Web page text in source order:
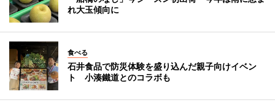
れ大玉傾向に
食べる
石井食品で防災体験を盛り込んだ親子向けイベン
ト 小湊鐵道とのコラボも